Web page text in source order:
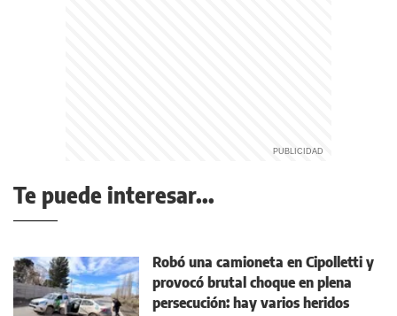
Te puede interesar...
Robó una camioneta en Cipolletti y
provocó brutal choque en plena
persecución: hay varios heridos